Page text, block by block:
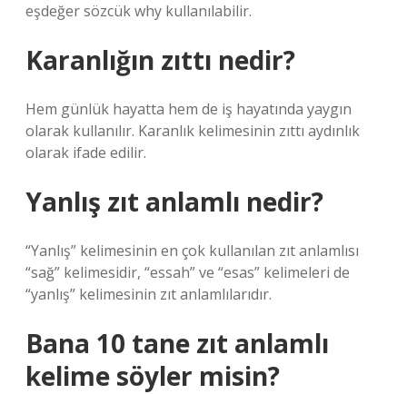
eşdeğer sözcük why kullanılabilir.
Karanlığın zıttı nedir?
Hem günlük hayatta hem de iş hayatında yaygın
olarak kullanılır. Karanlık kelimesinin zıttı aydınlık
olarak ifade edilir.
Yanlış zıt anlamlı nedir?
“Yanlış” kelimesinin en çok kullanılan zıt anlamlısı
“sağ” kelimesidir, “essah” ve “esas” kelimeleri de
“yanlış” kelimesinin zıt anlamlılarıdır.
Bana 10 tane zıt anlamlı
kelime söyler misin?